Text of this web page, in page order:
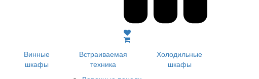
Винные
шкафы
Встраиваемая
техника
Холодильные
шкафы